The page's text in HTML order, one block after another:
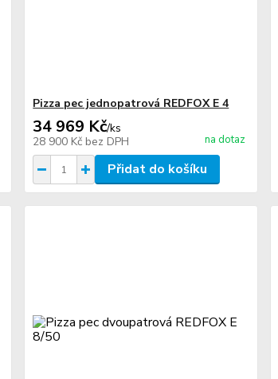
Pizza pec jednopatrová REDFOX E 4
34 969 Kč/ks
28 900 Kč bez DPH na dotaz
Přidat do košíku